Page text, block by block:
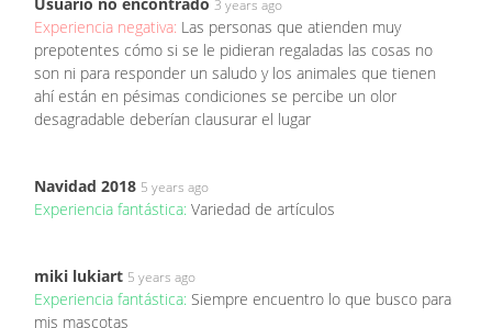
3 years ago
Experiencia negativa: Las personas que atienden muy
prepotentes cómo si se le pidieran regaladas las cosas no
son ni para responder un saludo y los animales que tienen
ahí están en pésimas condiciones se percibe un olor
desagradable deberían clausurar el lugar
Navidad 2018 5 years ago
Experiencia fantástica: Variedad de artículos
miki lukiart 5 years ago
Experiencia fantástica: Siempre encuentro lo que busco para
mis mascotas